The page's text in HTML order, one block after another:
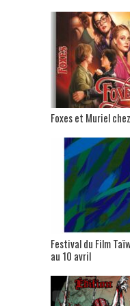
Foxes et Muriel
Festival du Film
au 10 avril